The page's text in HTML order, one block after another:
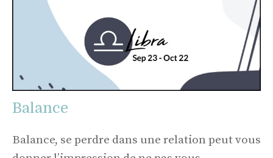
Balance
Balance, se perdre dans une relation peut vous